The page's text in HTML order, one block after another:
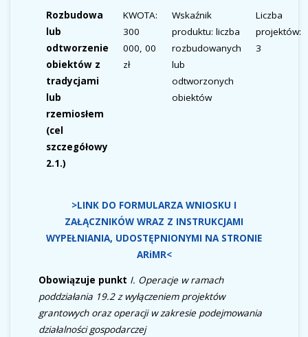
Rozbudowa
lub
odtworzenie
obiektów z
tradycjami
lub
rzemiosłem
(cel
szczegółowy
2.1.)
KWOTA:
300
000, 00
zł
Wskaźnik
produktu: liczba
rozbudowanych
lub
odtworzonych
obiektów
Liczba
projektów:
3
>LINK DO FORMULARZA WNIOSKU I
ZAŁĄCZNIKÓW WRAZ Z INSTRUKCJAMI
WYPEŁNIANIA, UDOSTĘPNIONYMI NA STRONIE
ARiMR<
Obowiązuje punkt I. Operacje w ramach
poddziałania 19.2 z wyłączeniem projektów
grantowych oraz operacji w zakresie podejmowania
działalności gospodarczej